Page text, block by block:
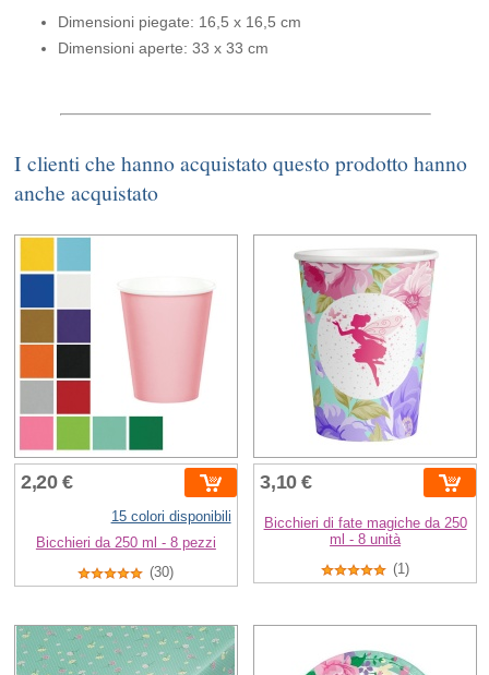
Dimensioni piegate: 16,5 x 16,5 cm
Dimensioni aperte: 33 x 33 cm
I clienti che hanno acquistato questo prodotto hanno
anche acquistato
2,20 €
15 colori disponibili
Bicchieri da 250 ml - 8 pezzi
(30)
3,10 €
Bicchieri di fate magiche da 250
ml - 8 unità
(1)